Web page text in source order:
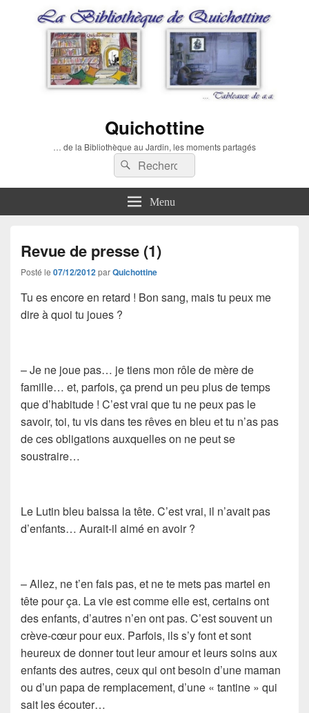
Quichottine
… de la Bibliothèque au Jardin, les moments partagés
Recherche :
Rechercher
Menu
Revue de presse (1)
Posté le 07/12/2012 parQuichottine
Tu es encore en retard ! Bon sang, mais tu peux me
dire à quoi tu joues ?
– Je ne joue pas… je tiens mon rôle de mère de
famille… et, parfois, ça prend un peu plus de temps
que d’habitude ! C’est vrai que tu ne peux pas le
savoir, toi, tu vis dans tes rêves en bleu et tu n’as pas
de ces obligations auxquelles on ne peut se
soustraire…
Le Lutin bleu baissa la tête. C’est vrai, il n’avait pas
d’enfants… Aurait-il aimé en avoir ?
– Allez, ne t’en fais pas, et ne te mets pas martel en
tête pour ça. La vie est comme elle est, certains ont
des enfants, d’autres n’en ont pas. C’est souvent un
crève-cœur pour eux. Parfois, ils s’y font et sont
heureux de donner tout leur amour et leurs soins aux
enfants des autres, ceux qui ont besoin d’une maman
ou d’un papa de remplacement, d’une « tantine » qui
sait les écouter…